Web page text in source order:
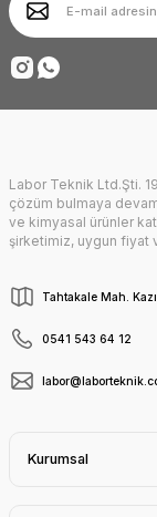
Ürün fiyatı diğer
Bu ürüne benzer
Deneyimini Paylaş
Labor Teknik Ltd.Şti.
çözüm bulmaya
ve kimyasal ürünler
şirketimiz, uygun fiyat
Tahtakale Mah.
0541 543 64 12
Kurumsal